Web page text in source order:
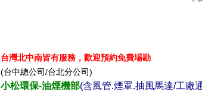
台灣北中南皆有服務，歡迎預約免費場勘
(台中總公司/台北分公司)
小松環保-油煙機部(含風管.煙罩.抽風馬達/工廠